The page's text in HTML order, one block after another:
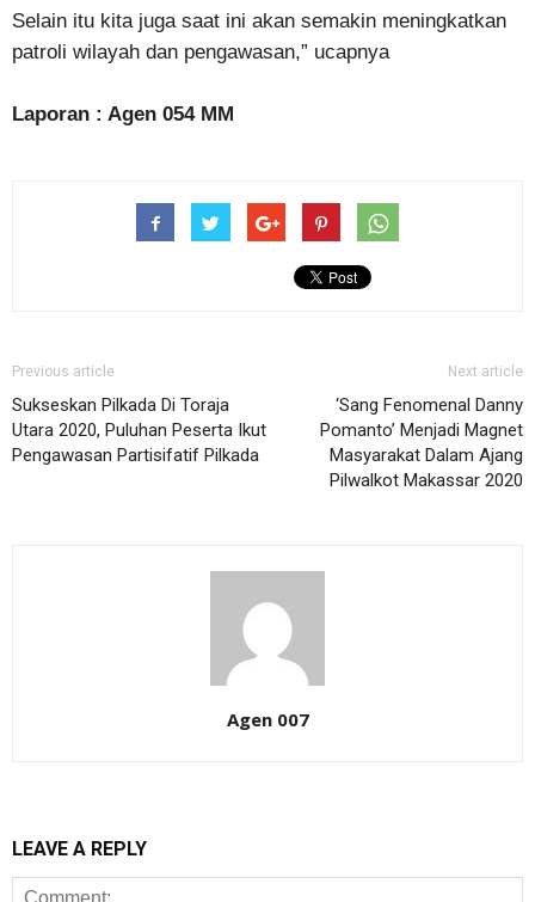
Selain itu kita juga saat ini akan semakin meningkatkan
patroli wilayah dan pengawasan,” ucapnya
Laporan : Agen 054 MM
Previous article
Sukseskan Pilkada Di Toraja
Utara 2020, Puluhan Peserta Ikut
Pengawasan Partisifatif Pilkada
Next article
‘Sang Fenomenal Danny
Pomanto’ Menjadi Magnet
Masyarakat Dalam Ajang
Pilwalkot Makassar 2020
Agen 007
LEAVE A REPLY